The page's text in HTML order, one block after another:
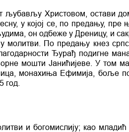
љубављу Христовом, остави
у којој се, по предању,
он одбеже у Дреницу, и
молитви. По предању кнез
Ђурађ подигне
мошти Јанићијеве. У том
монахиња Ефимија, боље
год.
и богомислију; као младић